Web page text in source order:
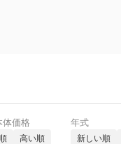
体価格
高い順
年式
新しい順